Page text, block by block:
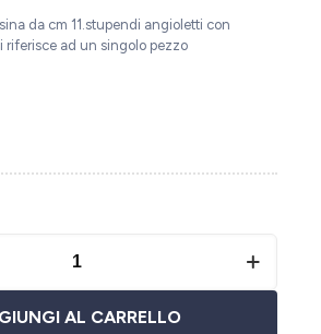
da cm 11.stupendi angioletti con
riferisce ad un singolo pezzo
AL CARRELLO